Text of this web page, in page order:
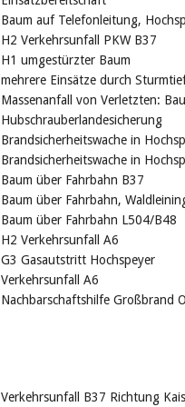
Baum auf Telefonleitung,
H2 Verkehrsunfall PKW B37
H1 umgestürzter Baum
mehrere Einsätze durch
Massenanfall von Verletzten:
Hubschrauberlandesicherung
Brandsicherheitswache in
Brandsicherheitswache in
Baum über Fahrbahn B37
Baum über Fahrbahn,
Baum über Fahrbahn L504/B48
H2 Verkehrsunfall A6
G3 Gasautstritt Hochspeyer
Verkehrsunfall A6
Nachbarschaftshilfe Großbrand
Verkehrsunfall B37 Richtung